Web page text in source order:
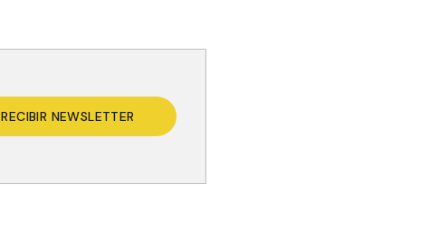
RECIBIR NEWSLETTER